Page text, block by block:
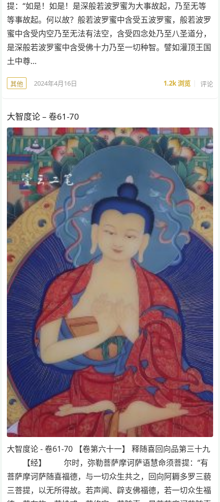
提：“如是！如是！是深般若波罗蜜为大事故起，乃至无等
等事故起。何以故？般若波罗蜜中含受五波罗蜜，般若波罗
蜜中含受内空乃至无法有法空，含受四念处乃至八圣道分，
是深般若波罗蜜中含受佛十力乃至一切种智。譬如灌顶王国
土中尊…
其他 2024年4月16日 1.2k浏览 评论
大智度论 – 卷61-70
大智度论 - 卷61-70 【卷第六十一】 释随喜回向品第三十九
【经】 尔时，弥勒菩萨摩诃萨语慧命须菩提：“有
菩萨摩诃萨随喜福德，与一切众生共之，回向阿耨多罗三藐
三菩提，以无所得故。若声闻、辟支佛福德，若一切众生福